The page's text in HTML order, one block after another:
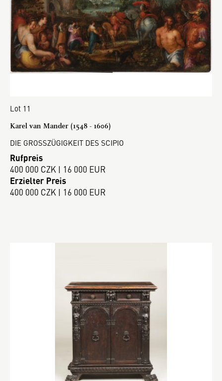
Lot 11
Karel van Mander (1548 - 1606)
DIE GROSSZÜGIGKEIT DES SCIPIO
Rufpreis
400 000 CZK | 16 000 EUR
Erzielter Preis
400 000 CZK | 16 000 EUR